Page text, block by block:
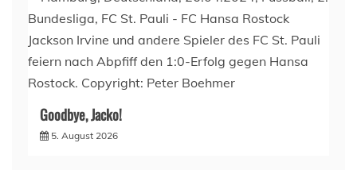
Goodbye, Jacko!
5. August 2026